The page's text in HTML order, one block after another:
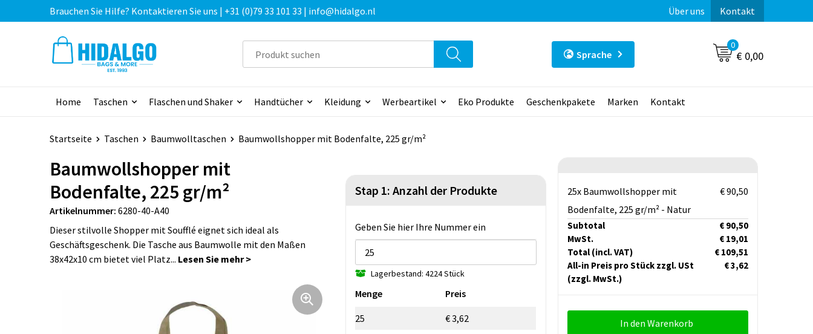
Brauchen Sie Hilfe? Kontaktieren Sie uns | +31 (0)79 33 101 33 | info@hidalgo.nl Über uns Kontakt
Sprache
0
€ 0,00
Home Taschen Flaschen und Shaker Handtücher Kleidung Werbeartikel Eko Produkte Geschenkpakete Marken Kontakt
Startseite Taschen Baumwolltaschen Baumwollshopper mit Bodenfalte, 225 gr/m²
Baumwollshopper mit
Bodenfalte, 225 gr/m²
Artikelnummer: 6280-40-A40
Dieser stilvolle Shopper mit Soufflé eignet sich ideal als
Geschäftsgeschenk. Die Tasche aus Baumwolle mit den Maßen
38x42x10 cm bietet viel Platz...
Stap 1: Anzahl der Produkte
Geben Sie hier Ihre Nummer ein
Lagerbestand: 4224 Stück
Menge Preis
25
€ 3,62
25x Baumwollshopper mit
Bodenfalte, 225 gr/m² - Natur
€ 90,50
Subtotal
€ 90,50
MwSt.
€ 19,01
Total (incl. VAT)
€ 109,51
All-in Preis pro Stück zzgl. USt
(zzgl. MwSt.)
€ 3,62
In den Warenkorb